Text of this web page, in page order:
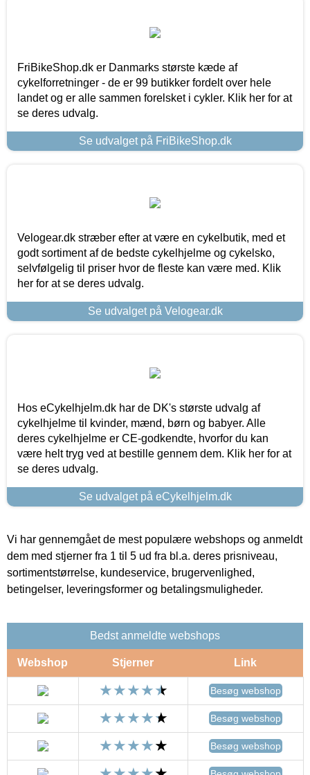
FriBikeShop.dk er Danmarks største kæde af
cykelforretninger - de er 99 butikker fordelt over hele
landet og er alle sammen forelsket i cykler. Klik her for at
se deres udvalg.
Se udvalget på FriBikeShop.dk
Velogear.dk stræber efter at være en cykelbutik, med et
godt sortiment af de bedste cykelhjelme og cykelsko,
selvfølgelig til priser hvor de fleste kan være med. Klik
her for at se deres udvalg.
Se udvalget på Velogear.dk
Hos eCykelhjelm.dk har de DK's største udvalg af
cykelhjelme til kvinder, mænd, børn og babyer. Alle
deres cykelhjelme er CE-godkendte, hvorfor du kan
være helt tryg ved at bestille gennem dem. Klik her for at
se deres udvalg.
Se udvalget på eCykelhjelm.dk
Vi har gennemgået de mest populære webshops og anmeldt
dem med stjerner fra 1 til 5 ud fra bl.a. deres prisniveau,
sortimentstørrelse, kundeservice, brugervenlighed,
betingelser, leveringsformer og betalingsmuligheder.
Bedst anmeldte webshops
Webshop Stjerner Link
Besøg webshop
Besøg webshop
Besøg webshop